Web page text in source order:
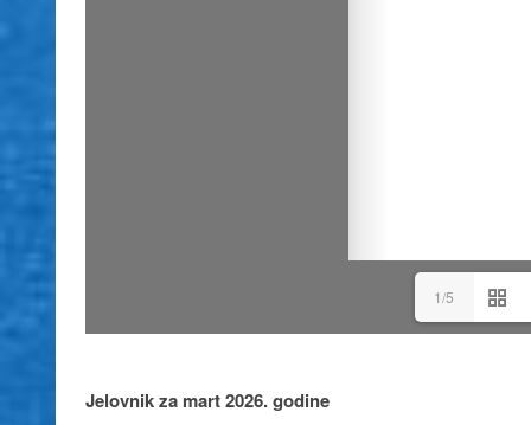
1/5
Jelovnik za mart 2026. godine